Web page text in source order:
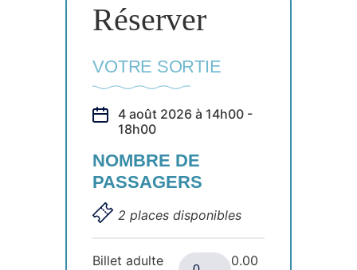
Réserver
VOTRE SORTIE
4 août 2026 à 14h00 -
18h00
NOMBRE DE
PASSAGERS
2 places disponibles
Billet adulte
0.00